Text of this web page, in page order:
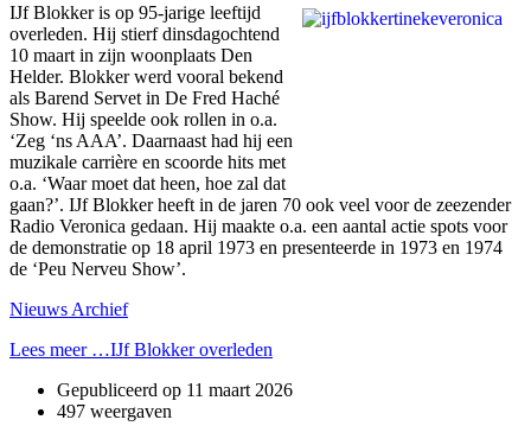
IJf Blokker is op 95-jarige leeftijd
overleden. Hij stierf dinsdagochtend
10 maart in zijn woonplaats Den
Helder. Blokker werd vooral bekend
als Barend Servet in De Fred Haché
Show. Hij speelde ook rollen in o.a.
‘Zeg ‘ns AAA’. Daarnaast had hij een
muzikale carrière en scoorde hits met
o.a. ‘Waar moet dat heen, hoe zal dat
gaan?’. IJf Blokker heeft in de jaren 70 ook veel voor de zeezender
Radio Veronica gedaan. Hij maakte o.a. een aantal actie spots voor
de demonstratie op 18 april 1973 en presenteerde in 1973 en 1974
de ‘Peu Nerveu Show’.
Nieuws Archief
Lees meer …IJf Blokker overleden
Gepubliceerd op 11 maart 2026
497 weergaven